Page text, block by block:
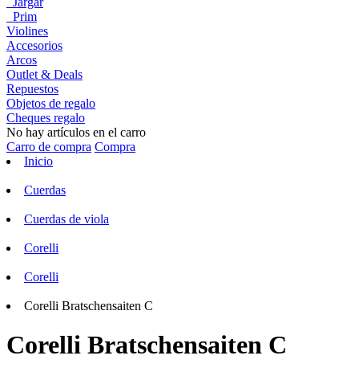
Prim
Violines
Accesorios
Arcos
Outlet & Deals
Repuestos
Objetos de regalo
Cheques regalo
No hay artículos en el carro
Carro de compra Compra
Inicio
Cuerdas
Cuerdas de viola
Corelli
Corelli
Corelli Bratschensaiten C
Corelli Bratschensaiten C